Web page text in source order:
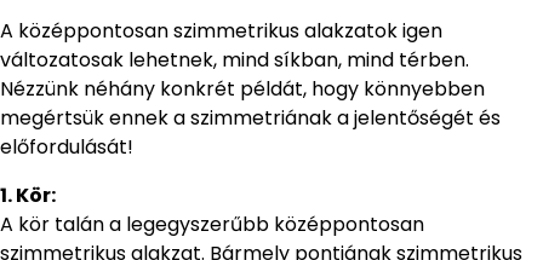
A középpontosan szimmetrikus alakzatok igen
változatosak lehetnek, mind síkban, mind térben.
Nézzünk néhány konkrét példát, hogy könnyebben
megértsük ennek a szimmetriának a jelentőségét és
előfordulását!
1. Kör:
A kör talán a legegyszerűbb középpontosan
szimmetrikus alakzat. Bármely pontjának szimmetrikus